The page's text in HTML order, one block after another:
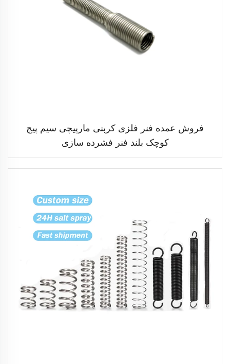
فروش عمده فنر فلزی کربنی مارپیچی سیم پیچ
کوچک بلند فنر فشرده سازی